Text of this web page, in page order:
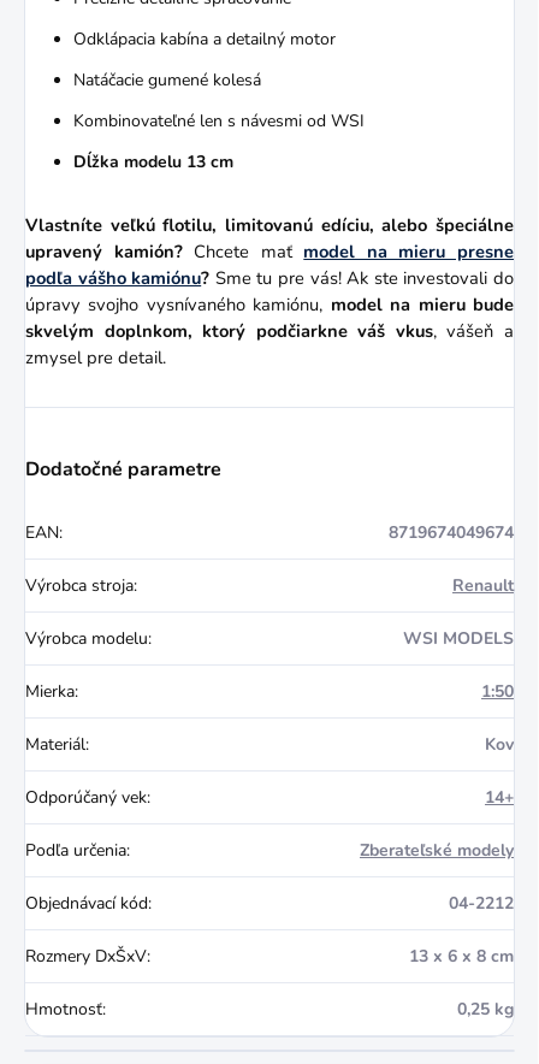
Odklápacia kabína a detailný motor
Natáčacie gumené kolesá
Kombinovateľné len s návesmi od WSI
Dĺžka modelu 13 cm
Vlastníte veľkú flotilu, limitovanú edíciu, alebo špeciálne
upravený kamión?Chcete mať model na mieru presne
podľa vášho kamiónu? Sme tu pre vás! Ak ste investovali do
úpravy svojho vysnívaného kamiónu, model na mieru bude
skvelým doplnkom, ktorý podčiarkne váš vkus, vášeň a
zmysel pre detail.
Dodatočné parametre
EAN: 8719674049674
Výrobca stroja: Renault
Výrobca modelu: WSI MODELS
Mierka: 1:50
Materiál: Kov
Odporúčaný vek: 14+
Podľa určenia: Zberateľské modely
Objednávací kód: 04-2212
Rozmery DxŠxV: 13 x 6 x 8 cm
Hmotnosť: 0,25 kg